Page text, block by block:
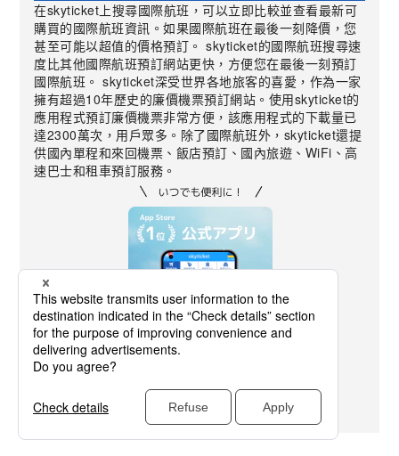
在skyticket上搜尋國際航班，可以立即比較並查看最新可
購買的國際航班資訊。如果國際航班在最後一刻降價，您
甚至可能以超值的價格預訂。 skyticket的國際航班搜尋速
度比其他國際航班預訂網站更快，方便您在最後一刻預訂
國際航班。 skyticket深受世界各地旅客的喜愛，作為一家
擁有超過10年歷史的廉價機票預訂網站。使用skyticket的
應用程式預訂廉價機票非常方便，該應用程式的下載量已
達2300萬次，用戶眾多。除了國際航班外，skyticket還提
供國內單程和來回機票、飯店預訂、國內旅遊、WiFi、高
速巴士和租車預訂服務。